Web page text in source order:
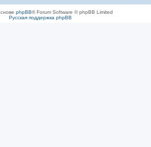
phpBB® Forum Software © phpBB Limited
Русская поддержка phpBB